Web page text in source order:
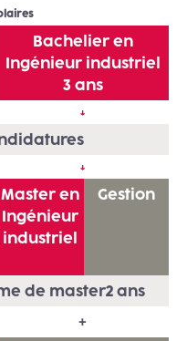
Bachelier en
Ingénieur industriel
3 ans
↓
↓
Master en
Ingénieur
industriel
Gestion
de master2 ans
+